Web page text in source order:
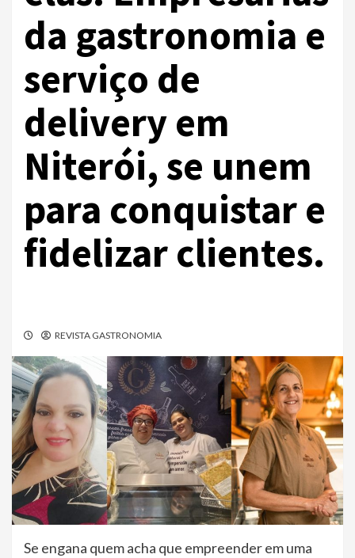
da gastronomia e
serviço de
delivery em
Niterói, se unem
para conquistar e
fidelizar clientes.
REVISTA GASTRONOMIA
Se engana quem acha que empreender em uma